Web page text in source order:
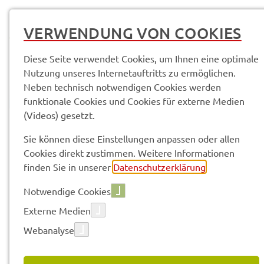
Vorle­sen
12.02.2026
VERWENDUNG VON COOKIES
Diese Seite verwendet Cookies, um Ihnen eine optimale
Nutzung unseres Internetauftritts zu ermöglichen.
Neben technisch notwendigen Cookies werden
funktionale Cookies und Cookies für externe Medien
(Videos) gesetzt.
Sie können diese Einstellungen anpassen oder allen
Cookies direkt zustimmen. Weitere Informationen
finden Sie in unserer Datenschutzerklärung
Notwendige Cookies
Externe Medien
Webanalyse